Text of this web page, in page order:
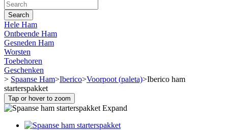
Search
Hele Ham
Ontbeende Ham
Gesneden Ham
Worsten
Toebehoren
Geschenken
> Spaanse Ham>Iberico>Voorpoot (paleta)>Iberico ham
starterspakket
Tap or hover to zoom
Expand